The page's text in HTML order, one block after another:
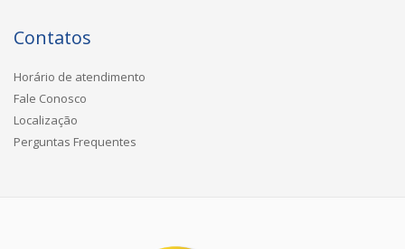
Contatos
Horário de atendimento
Fale Conosco
Localização
Perguntas Frequentes